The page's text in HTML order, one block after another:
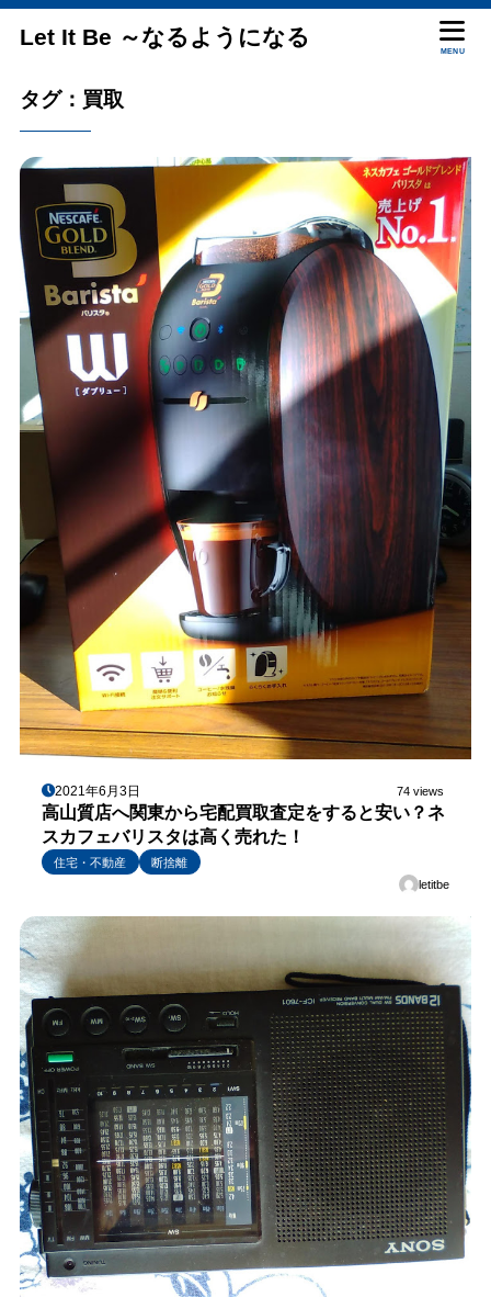
Let It Be ～なるようになる
MENU
タグ：買取
2021年6月3日 74 views
高山質店へ関東から宅配買取査定をすると安い？ネ
スカフェバリスタは高く売れた！
住宅・不動産
断捨離
letitbe